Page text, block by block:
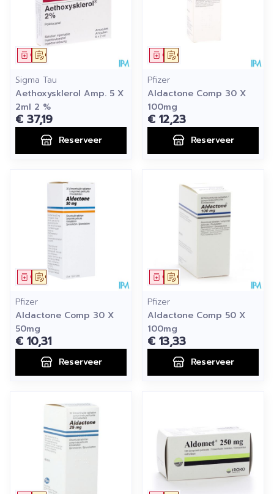
Op voorschrift
Geneesmiddel
Sigma Tau
Aethoxysklerol Amp. 5 X
2ml 2 %
€ 37,19
Reserveer
Op voorschrift
Geneesmiddel
Pfizer
Aldactone Comp 30 X
100mg
€ 12,23
Reserveer
Op voorschrift
Geneesmiddel
Pfizer
Aldactone Comp 30 X
50mg
€ 10,31
Reserveer
Op voorschrift
Geneesmiddel
Pfizer
Aldactone Comp 50 X
100mg
€ 13,33
Reserveer